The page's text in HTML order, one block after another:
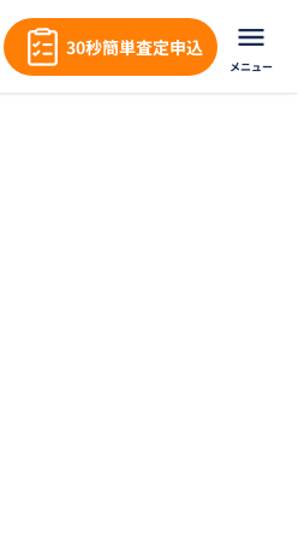
30秒簡単査定申込
メニュー